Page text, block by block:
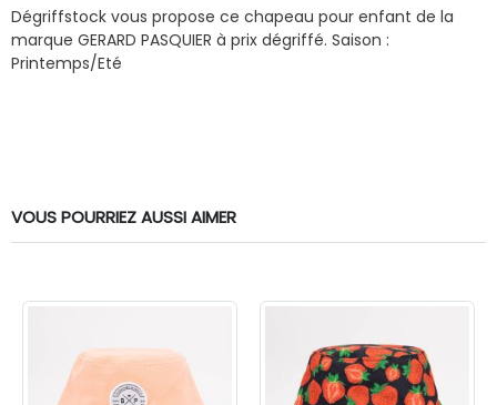
Dégriffstock vous propose ce chapeau pour enfant de la
marque GERARD PASQUIER à prix dégriffé. Saison :
Printemps/Eté
VOUS POURRIEZ AUSSI AIMER